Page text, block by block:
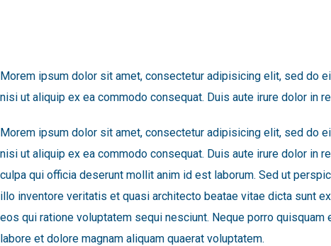
Morem ipsum dolor sit amet, consectetur adipisicing elit, sed do
nisi ut aliquip ex ea commodo consequat. Duis aute irure dolor in
Morem ipsum dolor sit amet, consectetur adipisicing elit, sed do
nisi ut aliquip ex ea commodo consequat. Duis aute irure dolor in
culpa qui officia deserunt mollit anim id est laborum. Sed ut
illo inventore veritatis et quasi architecto beatae vitae dicta sunt
eos qui ratione voluptatem sequi nesciunt. Neque porro
labore et dolore magnam aliquam quaerat voluptatem.